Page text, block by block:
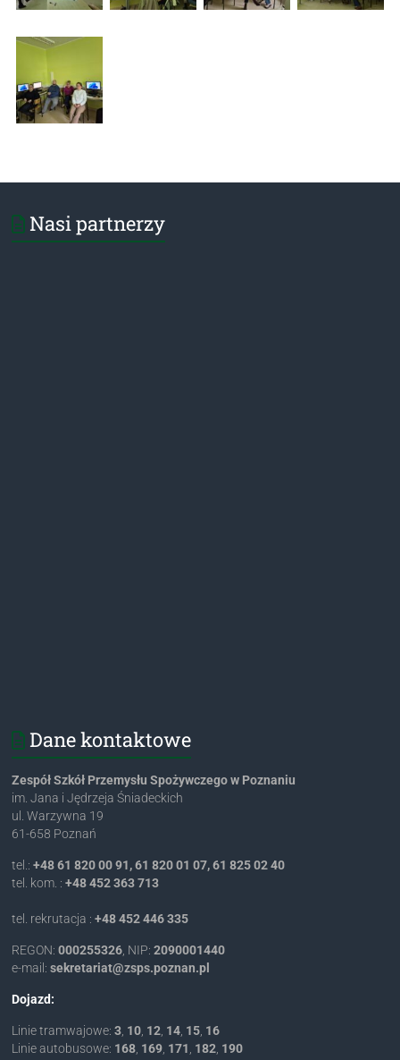
Nasi partnerzy
Dane kontaktowe
Zespół Szkół Przemysłu Spożywczego w Poznaniu
im. Jana i Jędrzeja Śniadeckich
ul. Warzywna 19
61-658 Poznań
tel.:+48 61 820 00 91, 61 820 01 07, 61 825 02 40
tel. kom. :+48 452 363 713
tel. rekrutacja :+48 452 446 335
REGON:000255326 , NIP:2090001440
e-mail:lp.nanzop.spsz@tairaterkes
Dojazd:
Linie tramwajowe:3 10 12 14 15 16
Linie autobusowe: 168 169 171 182 190